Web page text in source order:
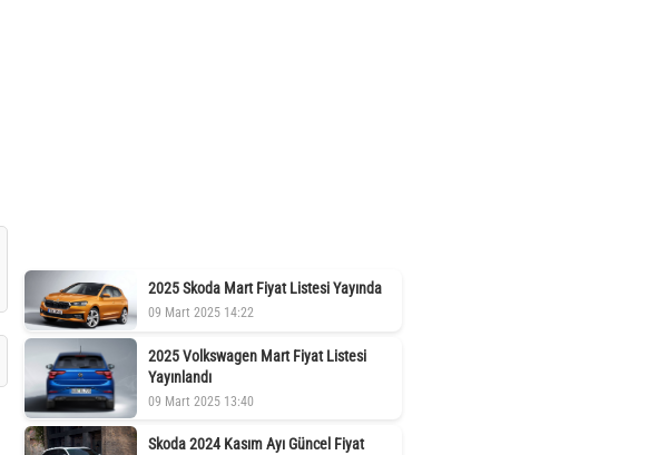
2025 Skoda Mart Fiyat Listesi Yayında
09 Mart 2025 14:22
2025 Volkswagen Mart Fiyat Listesi
Yayınlandı
09 Mart 2025 13:40
Skoda 2024 Kasım Ayı Güncel Fiyat